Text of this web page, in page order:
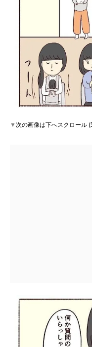
▼次の画像は下へスクロール